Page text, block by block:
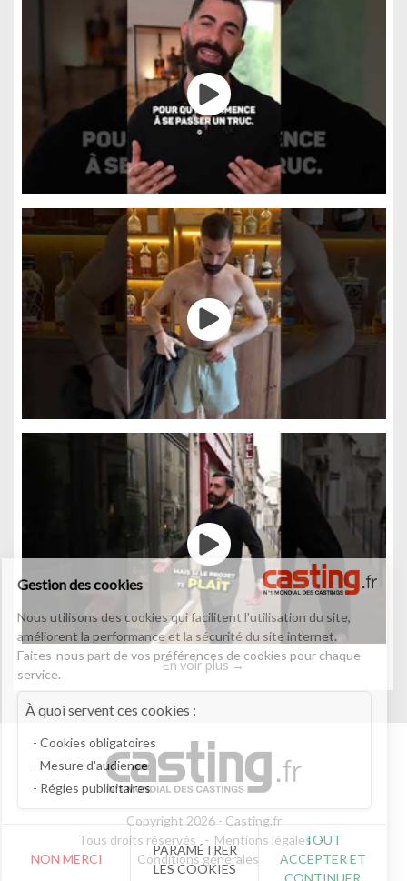
En voir plus
Copyright 2026 - Casting.fr
Tous droits réservés
Mentions légales
Conditions générales
Gestion des cookies
Nous utilisons des cookies qui facilitent l'utilisation du site,
améliorent la performance et la sécurité du site internet.
Faites-nous part de vos préférences de cookies pour chaque
service.
À quoi servent ces cookies :
Cookies obligatoires
Mesure d'audience
Régies publicitaires
NON MERCI
PARAMÉTRER
LES COOKIES
TOUT
ACCEPTER ET
CONTINUER